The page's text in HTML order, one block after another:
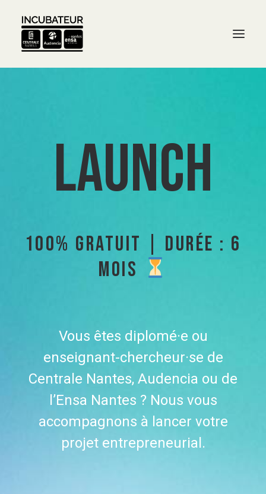
Launch
100% GRATUIT | DURÉE : 6
MOIS
Vous êtes diplomé·e ou
enseignant-chercheur·se de
Centrale Nantes, Audencia ou de
l’Ensa Nantes ? Nous vous
accompagnons à lancer votre
projet entrepreneurial.